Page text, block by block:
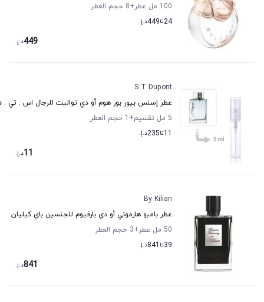
100 مل عطر
+8
حجم العطر
24تا449د.إ.
449د.إ.
S T Dupont
عطر إسنس بيور بور هوم أو دي تواليت للرجال اس . تي .
5 مل تقسيم
+1
حجم العطر
11تا235د.إ.
11د.إ.
By Kilian
عطر بامبو هارموني أو دي بارفيوم للجنسين باي كيليان
50 مل عطر
+3
حجم العطر
39تا 841د.إ.
841د.إ.